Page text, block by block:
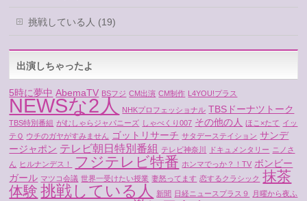
挑戦している人 (19)
出演しちゃったよ
5時に夢中 AbemaTV BSフジ CM出演 CM制作 L4YOU!プラス
NEWSな2人 NHKプロフェッショナル TBSドーナツトーク
TBS特別番組 がむしゃらジャパニーズ しゃべくり007 その他の人 ほこ×たて イッ
テＱ ウチのガヤがすみません ゴットリサーチ サタデーステイション サンデ
ージャポン テレビ朝日特別番組 テレビ神奈川 ドキュメンタリー ニノさ
ん ヒルナンデス！ フジテレビ特番 ホンマでっか？！TV ボンビー
ガール マツコ会議 世界一受けたい授業 妻怒ってます 恋するクラシック 抹茶
体験 挑戦している人 新聞 日経ニュースプラス９
月曜から夜ふ